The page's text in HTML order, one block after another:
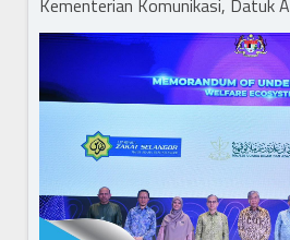
Kementerian Komunikasi, Datuk